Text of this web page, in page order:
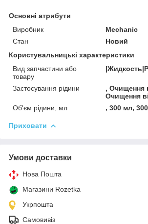
Основні атрибути
Виробник
Mechanic
Стан
Новий
Користувальницькі характеристики
Вид запчастини або
товару
Застосування рідини
, Очищення
Очищення
Об'єм рідини, мл
, 300 мл,
Приховати
Умови доставки
Нова Пошта
Магазини Rozetka
Укрпошта
Самовивіз